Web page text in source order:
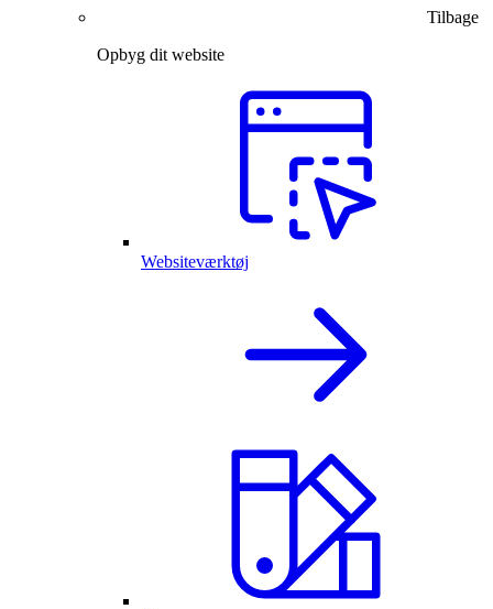
Tilbage
Opbyg dit website
Websiteværktøj